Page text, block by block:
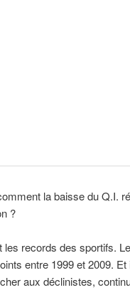
la baisse du Q.I.
?
records des sportifs.
entre 1999 et 2009.
aux déclinistes,